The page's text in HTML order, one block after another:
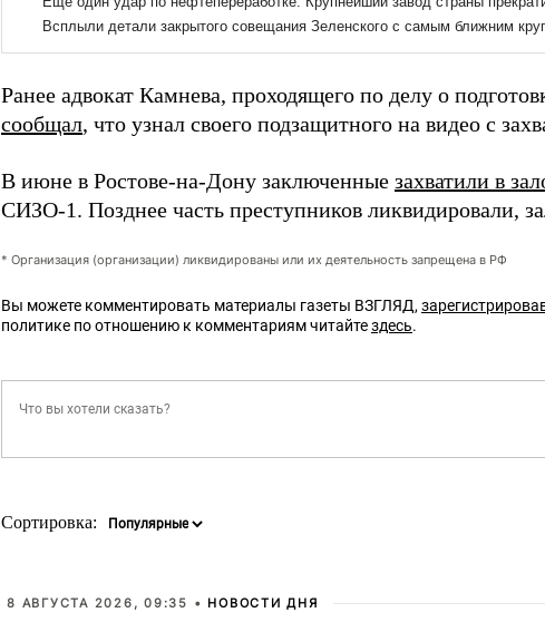
Ранее адвокат Камнева, проходящего по делу о
сообщал, что узнал своего подзащитного на видео с
В июне в Ростове-на-Дону заключенные захватили в
СИЗО-1. Позднее часть преступников ликвидировали,
* Организация (организации) ликвидированы или их деятельность запрещена в РФ
Вы можете комментировать материалы газеты ВЗГЛЯД,
политике по отношению к комментариям читайтездесь.
Сортировка:
8 АВГУСТА 2026, 09:35 • НОВОСТИ ДНЯ